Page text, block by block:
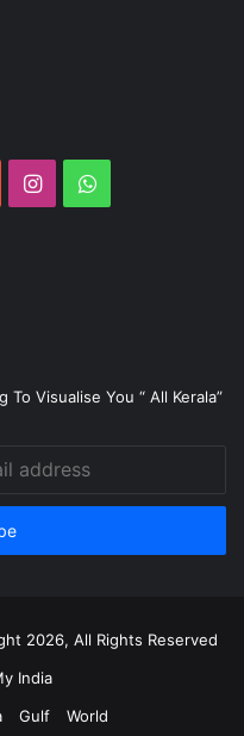
InstagramWhatsApp
Visualise You “ All Kerala”
2026, All Rights Reserved
India
Gulf World